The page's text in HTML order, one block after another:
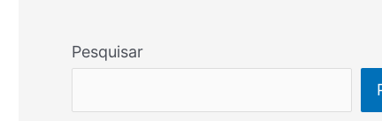
Pesquisar